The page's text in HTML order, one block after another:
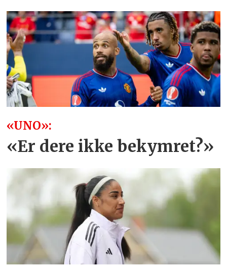
«UNO»:
«Er dere ikke bekymret?»